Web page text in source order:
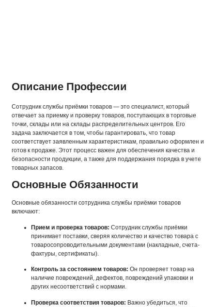
Описание Профессии
Сотрудник службы приёмки товаров — это специалист, который
отвечает за приемку и проверку товаров, поступающих в торговые
точки, склады или на склады распределительных центров. Его
задача заключается в том, чтобы гарантировать, что товар
соответствует заявленным характеристикам, правильно оформлен и
готов к продаже. Этот процесс важен для обеспечения качества и
безопасности продукции, а также для поддержания порядка в учете
товарных запасов.
Основные Обязанности
Основные обязанности сотрудника службы приёмки товаров
включают:
Прием и проверка товаров: Сотрудник службы приёмки
принимает поставки, сверяя количество и качество товара с
товаросопроводительными документами (накладные, счета-
фактуры, сертификаты).
Контроль за состоянием товаров: Он проверяет товар на
наличие повреждений, дефектов, повреждений упаковки и
других несоответствий с нормами.
Проверка соответствия товаров: Важно убедиться, что